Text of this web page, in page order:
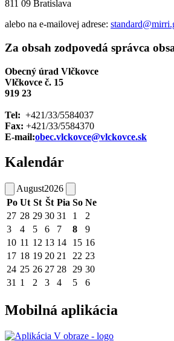
811 09 Bratislava
alebo na e-mailovej adrese:
Za obsah zodpovedá správca
Obecný úrad Vlčkovce
Vlčkovce č. 15
919 23
Tel: +421/33/5584037
Fax: +421/33/5584370
E-mail:obec.vlckovce@vlckovce.sk
Kalendár
August2026
Po Ut St Št Pia So Ne
27 28 29 30 31 1
2
3
4 5 6 7 8
9
10 11 12 13 14 15 16
17 18 19 20 21 22 23
24 25 26 27 28 29 30
31 1 2 3 4 5 6
Mobilná aplikácia